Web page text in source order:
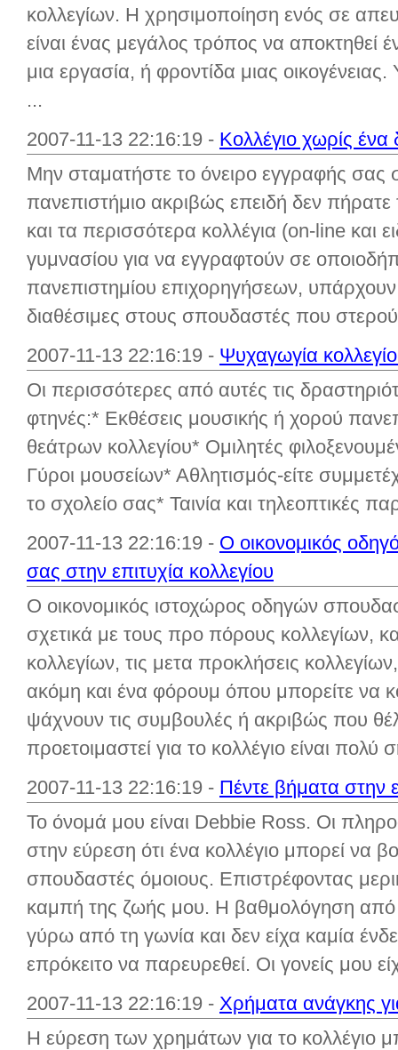
κολλεγίων. Η χρησιμοποίηση ενός σε
είναι ένας μεγάλος τρόπος να
μια εργασία, ή φροντίδα μιας
...
2007-11-13 22:16:19 - Κολλέγιο χωρίς
Μην σταματήστε το όνειρο εγγραφής σας
πανεπιστήμιο ακριβώς επειδή δεν
και τα περισσότερα κολλέγια (on-line και
γυμνασίου για να εγγραφτούν σε
πανεπιστημίου επιχορηγήσεων,
διαθέσιμες στους σπουδαστές που
2007-11-13 22:16:19 - Ψυχαγωγία
Οι περισσότερες από αυτές τις
φτηνές:* Εκθέσεις μουσικής ή χορού
θεάτρων κολλεγίου* Ομιλητές
Γύροι μουσείων* Αθλητισμός-είτε
το σχολείο σας* Ταινία και τηλεοπτικές
2007-11-13 22:16:19 - Ο οικονομικός
σας στην επιτυχία κολλεγίου
Ο οικονομικός ιστοχώρος οδηγών
σχετικά με τους προ πόρους κολλεγίων,
κολλεγίων, τις μετα προκλήσεις
ακόμη και ένα φόρουμ όπου μπορείτε να
ψάχνουν τις συμβουλές ή ακριβώς που
προετοιμαστεί για το κολλέγιο είναι πολύ
2007-11-13 22:16:19 - Πέντε βήματα στην
Το όνομά μου είναι Debbie Ross. Οι
στην εύρεση ότι ένα κολλέγιο μπορεί να
σπουδαστές όμοιους. Επιστρέφοντας
καμπή της ζωής μου. Η βαθμολόγηση από
γύρω από τη γωνία και δεν είχα καμία
επρόκειτο να παρευρεθεί. Οι γονείς μου
2007-11-13 22:16:19 - Χρήματα ανάγκης
Η εύρεση των χρημάτων για το κολλέγιο